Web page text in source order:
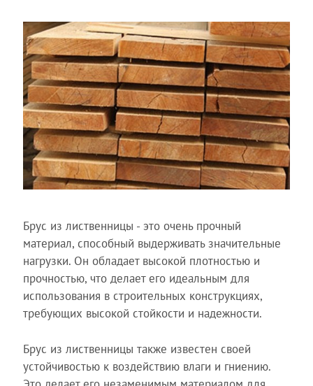
Брус из лиственницы - это очень прочный
материал, способный выдерживать значительные
нагрузки. Он обладает высокой плотностью и
прочностью, что делает его идеальным для
использования в строительных конструкциях,
требующих высокой стойкости и надежности.
Брус из лиственницы также известен своей
устойчивостью к воздействию влаги и гниению.